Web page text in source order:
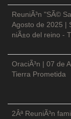
ReuniÃ³n "SÃ©
Agosto de 2025 |
niÃ±o del reino -
OraciÃ³n | 07 de
Tierra Prometida
2Âª ReuniÃ³n